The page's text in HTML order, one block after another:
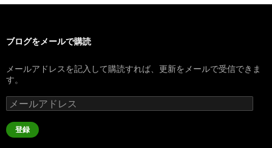
ブログをメールで購読
メールアドレスを記入して購読すれば、更新をメールで受信できま
す。
メ
ー
ル
ア 登録